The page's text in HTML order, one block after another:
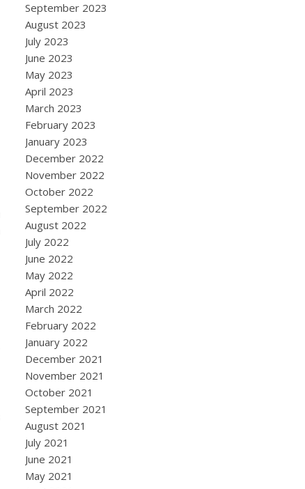
September 2023
August 2023
July 2023
June 2023
May 2023
April 2023
March 2023
February 2023
January 2023
December 2022
November 2022
October 2022
September 2022
August 2022
July 2022
June 2022
May 2022
April 2022
March 2022
February 2022
January 2022
December 2021
November 2021
October 2021
September 2021
August 2021
July 2021
June 2021
May 2021